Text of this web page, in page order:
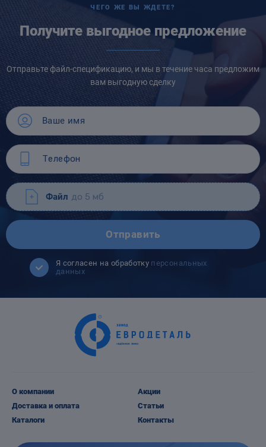
ЧЕГО ЖЕ ВЫ ЖДЕТЕ?
Получите выгодное предложение
Отправьте файл-спецификацию, и мы в течение часа предложим
вам выгодную сделку
Файл до 5 мб
Отправить
Я согласен на обработку персональных
данных
О компании
Доставка и оплата
Каталоги
Акции
Статьи
Контакты